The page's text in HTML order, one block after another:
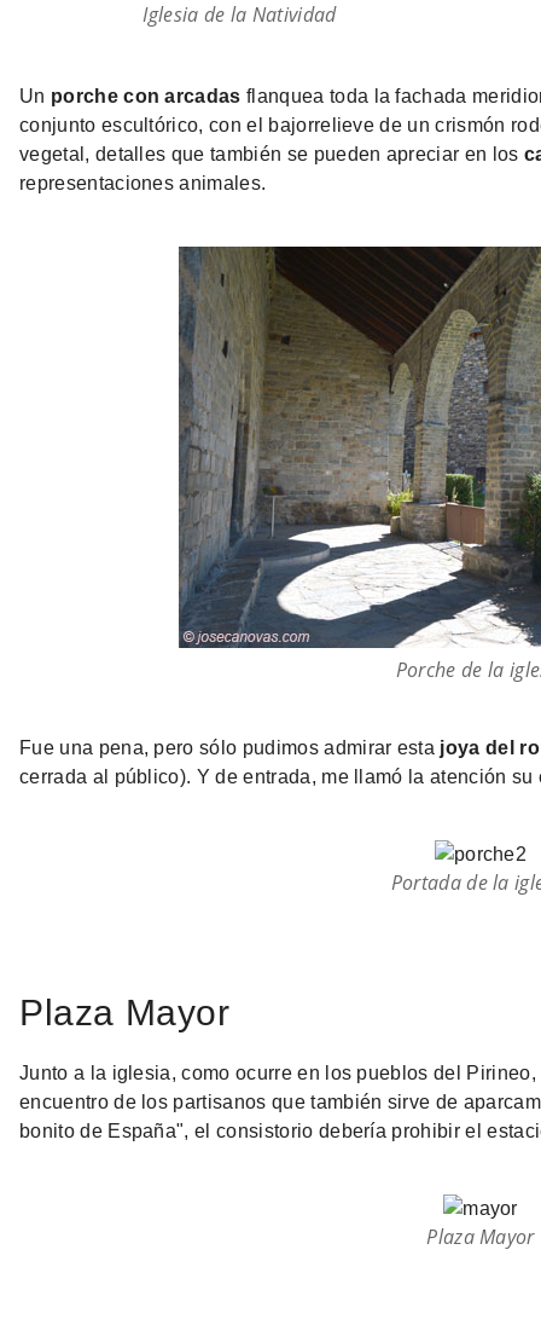
Iglesia de la Natividad
Un porche con arcadas flanquea toda la fachada
conjunto escultórico, con el bajorrelieve de un crismón
vegetal, detalles que también se pueden apreciar en los
representaciones animales.
Porche de la
Fue una pena, pero sólo pudimos admirar esta joya del
cerrada al público). Y de entrada, me llamó la atención su
Portada de la
Plaza Mayor
Junto a la iglesia, como ocurre en los pueblos del
encuentro de los partisanos que también sirve de
bonito de España", el consistorio debería prohibir el
Plaza Mayor